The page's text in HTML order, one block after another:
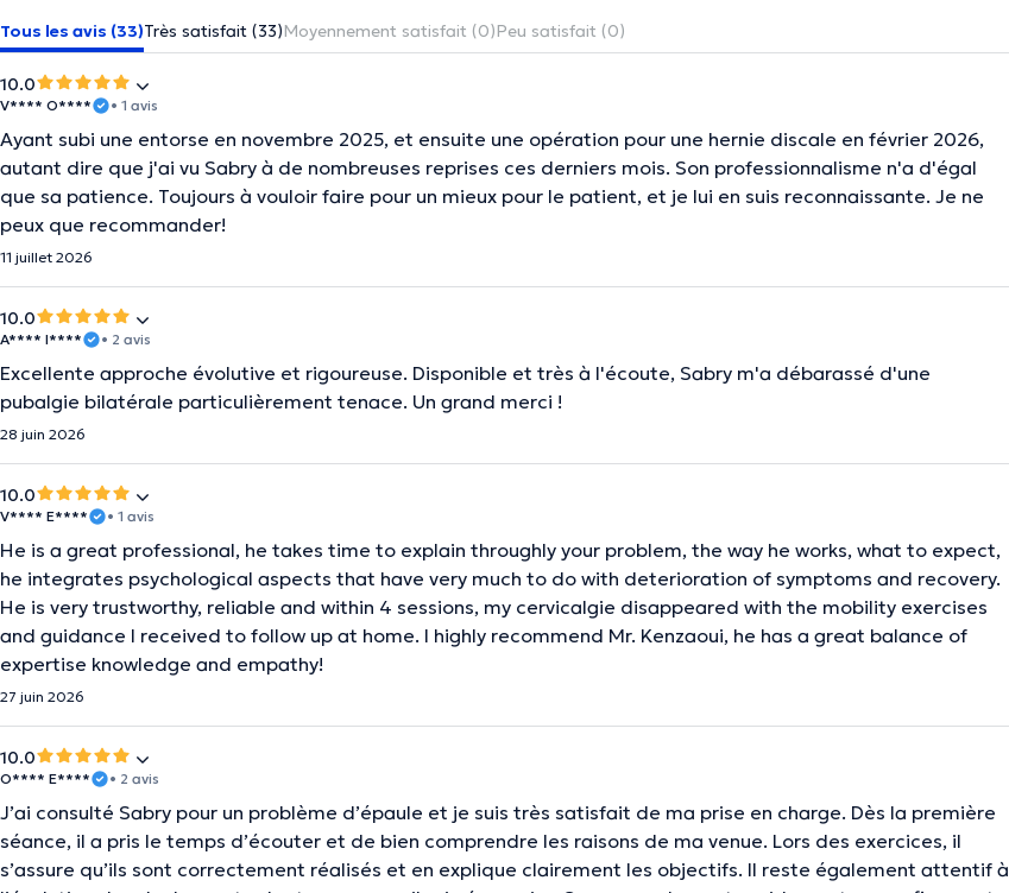
Tous les avis (33)Très satisfait (33)Moyennement satisfait (0)Peu satisfait (0)
10.0
V**** O**** • 1 avis
Ayant subi une entorse en novembre 2025, et ensuite une opération pour une hernie discale en février 2026,
autant dire que j'ai vu Sabry à de nombreuses reprises ces derniers mois. Son professionnalisme n'a d'égal
que sa patience. Toujours à vouloir faire pour un mieux pour le patient, et je lui en suis reconnaissante. Je ne
peux que recommander!
11 juillet 2026
10.0
A**** I**** • 2 avis
Excellente approche évolutive et rigoureuse. Disponible et très à l'écoute, Sabry m'a débarassé d'une
pubalgie bilatérale particulièrement tenace. Un grand merci !
28 juin 2026
10.0
V**** E**** • 1 avis
He is a great professional, he takes time to explain throughly your problem, the way he works, what to expect,
he integrates psychological aspects that have very much to do with deterioration of symptoms and recovery.
He is very trustworthy, reliable and within 4 sessions, my cervicalgie disappeared with the mobility exercises
and guidance I received to follow up at home. I highly recommend Mr. Kenzaoui, he has a great balance of
expertise knowledge and empathy!
27 juin 2026
10.0
O**** E**** • 2 avis
J’ai consulté Sabry pour un problème d’épaule et je suis très satisfait de ma prise en charge. Dès la première
séance, il a pris le temps d’écouter et de bien comprendre les raisons de ma venue. Lors des exercices, il
s’assure qu’ils sont correctement réalisés et en explique clairement les objectifs. Il reste également attentif à